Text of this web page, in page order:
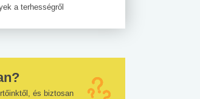
a terhességről
és biztosan